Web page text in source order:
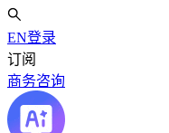
EN登录
订阅
商务咨询